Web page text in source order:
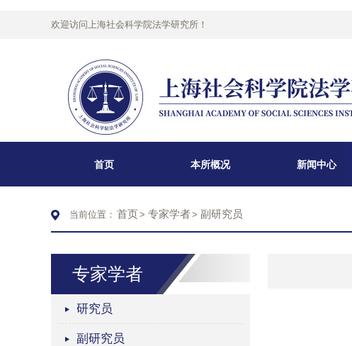
欢迎访问上海社会科学院法学研究所！
首页 本所概况 新闻中心
当前位置： 首页> 专家学者> 副研究员
专家学者
研究员
副研究员